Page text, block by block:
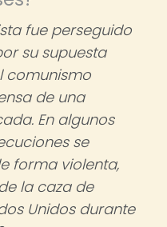
fue perseguido
su supuesta
comunismo
de una
En algunos
se
forma violenta,
la caza de
Unidos durante